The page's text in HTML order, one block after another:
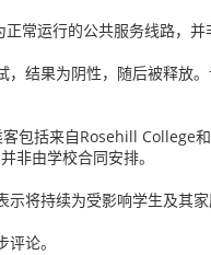
常运行的公共服务线路，并
，结果为阴性，随后被释放
包括来自Rosehill College
由学校合同安排。
将持续为受影响学生及其
论。